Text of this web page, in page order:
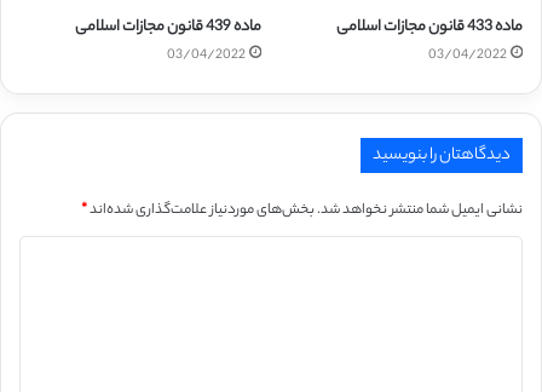
ماده 433 قانون مجازات اسلامی
03/04/2022
ماده 439 قانون مجازات اسلامی
03/04/2022
دیدگاهتان را بنویسید
نشانی ایمیل شما منتشر نخواهد شد.بخش‌های موردنیاز علامت‌گذاری شده‌اند*